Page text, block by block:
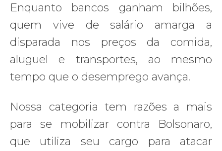
Enquanto bancos ganham bilhões,
quem vive de salário amarga a
disparada nos preços da comida,
aluguel e transportes, ao mesmo
tempo que o desemprego avança.
Nossa categoria tem razões a mais
para se mobilizar contra Bolsonaro,
que utiliza seu cargo para atacar